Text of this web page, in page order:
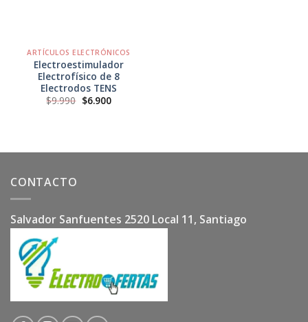
ARTÍCULOS ELECTRÓNICOS
Electroestimulador
Electrofísico de 8
Electrodos TENS
$9.990 El
precio
$6.900El
precio
CONTACTO
Salvador Sanfuentes 2520 Local 11, Santiago